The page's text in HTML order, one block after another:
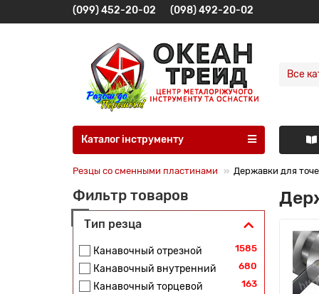
(099) 452-20-02 (098) 492-20-02
Все
Каталог інструменту
Резцы со сменными пластинами Державки для
Фильтр товаров
Тип резца
Канавочный отрезной 1585
Канавочный внутренний 680
Канавочный торцевой 163